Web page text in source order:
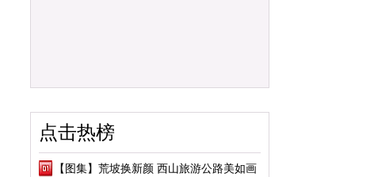
点击热榜
【图集】荒坡换新颜 西山旅游公路美如画